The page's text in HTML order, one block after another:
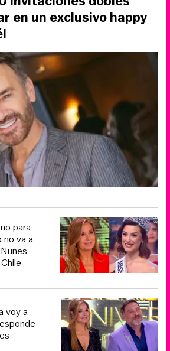
en un exclusivo happy
para
no va a
voy a